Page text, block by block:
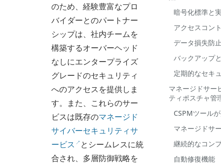
のため、経験豊富なプロ
バイダーとのパートナー
シップは、社内チームを
構築するオーバーヘッド
なしにエンタープライズ
グレードのセキュリティ
へのアクセスを提供しま
す。また、これらのサー
ビスは既存のマネージド
サイバーセキュリティサ
ービス
とシームレスに統
合され、多層防御戦略を
暗号化標準と
アクセスコン
データ損失防
バックアップ
定期的なセキ
マネージドサー
ティポスチャ管
CSPMツール
マネージドサ
継続的なコン
自動修復機能